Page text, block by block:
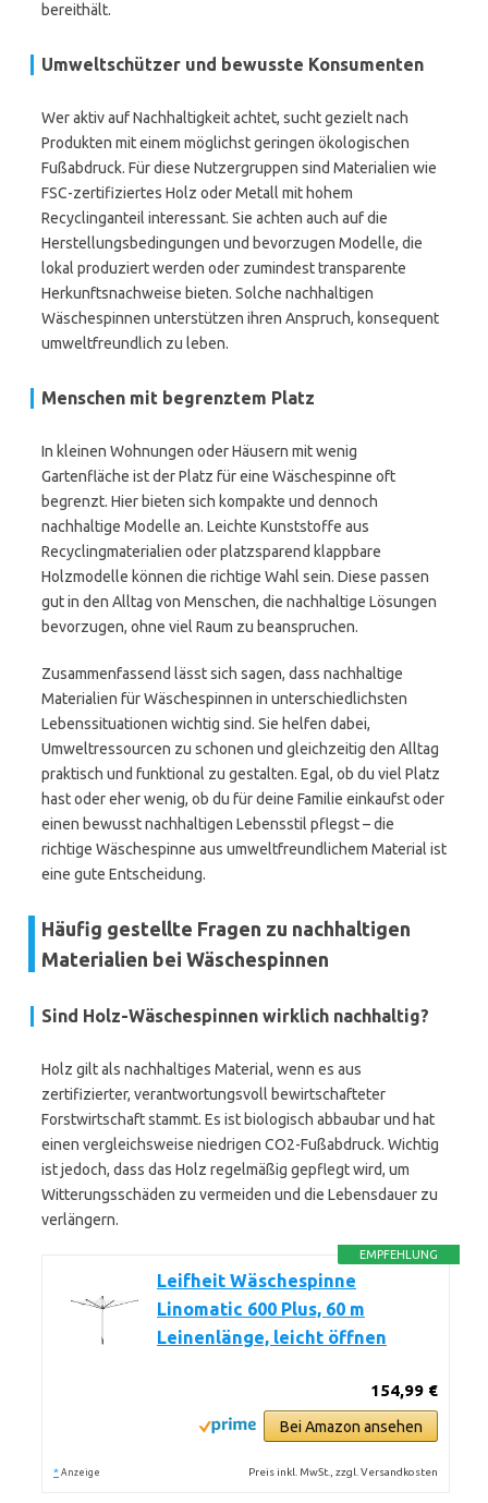
bereithält.
Umweltschützer und bewusste Konsumenten
Wer aktiv auf Nachhaltigkeit achtet, sucht gezielt nach
Produkten mit einem möglichst geringen ökologischen
Fußabdruck. Für diese Nutzergruppen sind Materialien wie
FSC-zertifiziertes Holz oder Metall mit hohem
Recyclinganteil interessant. Sie achten auch auf die
Herstellungsbedingungen und bevorzugen Modelle, die
lokal produziert werden oder zumindest transparente
Herkunftsnachweise bieten. Solche nachhaltigen
Wäschespinnen unterstützen ihren Anspruch, konsequent
umweltfreundlich zu leben.
Menschen mit begrenztem Platz
In kleinen Wohnungen oder Häusern mit wenig
Gartenfläche ist der Platz für eine Wäschespinne oft
begrenzt. Hier bieten sich kompakte und dennoch
nachhaltige Modelle an. Leichte Kunststoffe aus
Recyclingmaterialien oder platzsparend klappbare
Holzmodelle können die richtige Wahl sein. Diese passen
gut in den Alltag von Menschen, die nachhaltige Lösungen
bevorzugen, ohne viel Raum zu beanspruchen.
Zusammenfassend lässt sich sagen, dass nachhaltige
Materialien für Wäschespinnen in unterschiedlichsten
Lebenssituationen wichtig sind. Sie helfen dabei,
Umweltressourcen zu schonen und gleichzeitig den Alltag
praktisch und funktional zu gestalten. Egal, ob du viel Platz
hast oder eher wenig, ob du für deine Familie einkaufst oder
einen bewusst nachhaltigen Lebensstil pflegst – die
richtige Wäschespinne aus umweltfreundlichem Material ist
eine gute Entscheidung.
Häufig gestellte Fragen zu nachhaltigen
Materialien bei Wäschespinnen
Sind Holz-Wäschespinnen wirklich nachhaltig?
Holz gilt als nachhaltiges Material, wenn es aus
zertifizierter, verantwortungsvoll bewirtschafteter
Forstwirtschaft stammt. Es ist biologisch abbaubar und hat
einen vergleichsweise niedrigen CO2-Fußabdruck. Wichtig
ist jedoch, dass das Holz regelmäßig gepflegt wird, um
Witterungsschäden zu vermeiden und die Lebensdauer zu
verlängern.
EMPFEHLUNG
Leifheit Wäschespinne
Linomatic 600 Plus, 60 m
Leinenlänge, leicht öffnen
154,99 €
Bei Amazon ansehen
* Anzeige Preis inkl. MwSt., zzgl. Versandkosten